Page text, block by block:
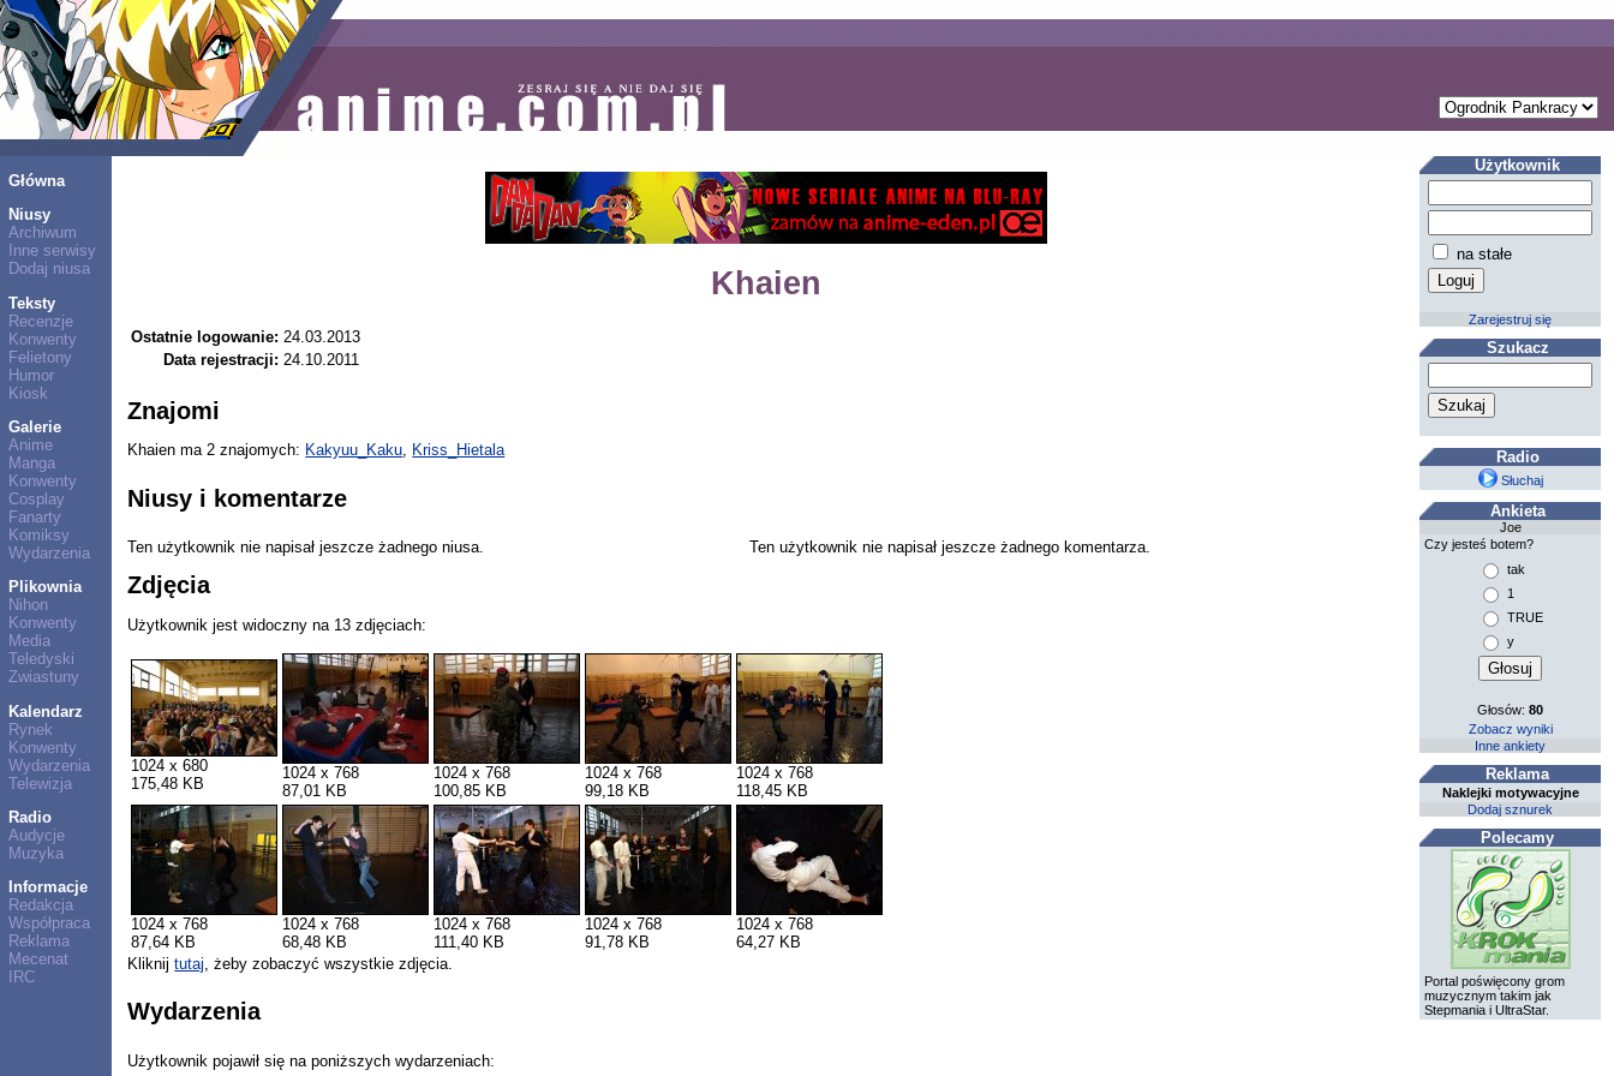
Główna
Niusy
Archiwum
Inne serwisy
Dodaj niusa
Teksty
Recenzje
Konwenty
Felietony
Humor
Kiosk
Galerie
Anime
Manga
Konwenty
Cosplay
Fanarty
Komiksy
Wydarzenia
Plikownia
Nihon
Konwenty
Media
Teledyski
Zwiastuny
Kalendarz
Rynek
Konwenty
Wydarzenia
Telewizja
Radio
Audycje
Muzyka
Informacje
Redakcja
Współpraca
Reklama
Mecenat
IRC
Khaien
Ostatnie logowanie: 24.03.2013
Data rejestracji: 24.10.2011
Znajomi
Khaien ma 2 znajomych: Kakyuu_Kaku, Kriss_Hietala
Niusy i komentarze
Ten użytkownik nie napisał jeszcze żadnego niusa. Ten użytkownik nie napisał jeszcze żadnego komentarza.
Zdjęcia
Użytkownik jest widoczny na 13 zdjęciach:
1024 x 680
175,48 KB
1024 x 768
87,01 KB
1024 x 768
100,85 KB
1024 x 768
99,18 KB
1024 x 768
118,45 KB
1024 x 768
87,64 KB
1024 x 768
68,48 KB
1024 x 768
111,40 KB
1024 x 768
91,78 KB
1024 x 768
64,27 KB
Kliknijtutaj, żeby zobaczyć wszystkie zdjęcia.
Wydarzenia
Użytkownik pojawił się na poniższych wydarzeniach:
Użytkownik
na stałe
Zarejestruj się
Szukacz
Radio
Słuchaj
Ankieta
Joe
Czy jesteś botem?
tak
1
TRUE
y
Głosów:80
Zobacz wyniki
Inne ankiety
Reklama
Naklejki motywacyjne
Dodaj sznurek
Polecamy
Portal poświęcony grom
muzycznym takim jak
Stepmania i UltraStar.